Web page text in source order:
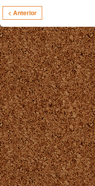
< Anterior